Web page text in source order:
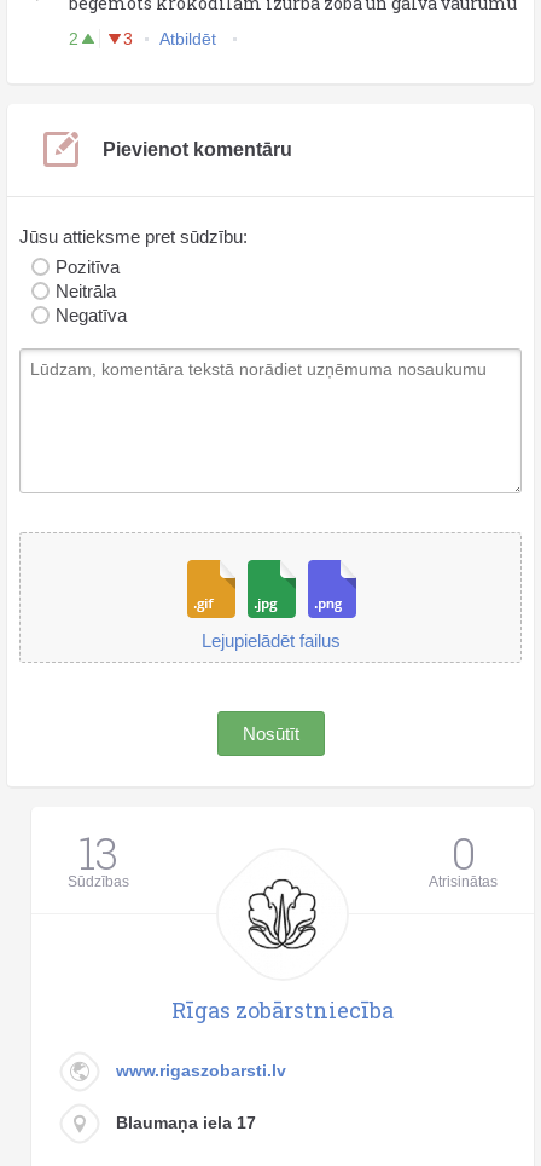
2 3 Atbildēt
Pievienot komentāru
Jūsu attieksme pret sūdzību:
Pozitīva
Neitrāla
Negatīva
Lejupielādēt failus
Nosūtīt
13
Sūdzības 0
Atrisinātas
Rīgas zobārstniecība
www.rigaszobarsti.lv
Blaumaņa iela 17